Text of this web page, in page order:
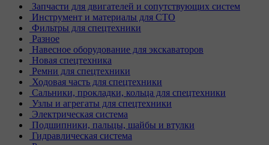
Запчасти для двигателей и сопутствующих систем
Инструмент и материалы для СТО
Фильтры для спецтехники
Разное
Навесное оборудование для экскаваторов
Новая спецтехника
Ремни для спецтехники
Ходовая часть для спецтехники
Сальники, прокладки, кольца для спецтехники
Узлы и агрегаты для спецтехники
Электрическая система
Подшипники, пальцы, шайбы и втулки
Гидравлическая система